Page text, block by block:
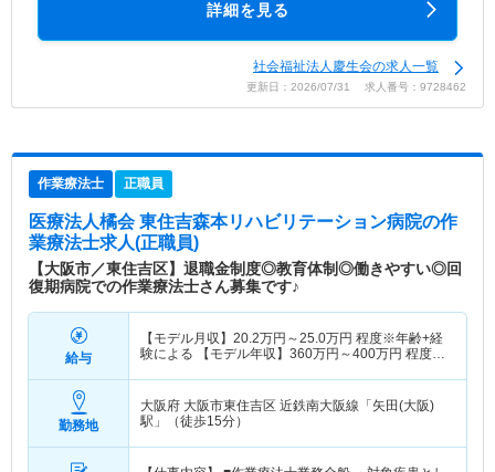
詳細を見る
社会福祉法人慶生会の求人一覧
更新日：2026/07/31 求人番号：9728462
作業療法士 正職員
医療法人橘会 東住吉森本リハビリテーション病院の作
業療法士求人(正職員)
【大阪市／東住吉区】退職金制度◎教育体制◎働きやすい◎回
復期病院での作業療法士さん募集です♪
給与
【モデル月収】 20.2万円～25.0万円 程度※年齢+経
験による 【モデル年収】 360万円～400万円 程度※
勤務地
大阪府 大阪市東住吉区 近鉄南大阪線「矢田(大阪)
駅」（徒歩15分）